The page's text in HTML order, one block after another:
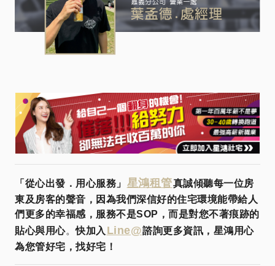
「從心出發．用心服務」 星鴻租管真誠傾聽每一位房
東及房客的聲音，因為我們深信好的住宅環境能帶給人
們更多的幸福感，服務不是SOP，而是對您不著痕跡的
貼心與用心。快加入 Line@諮詢更多資訊，星鴻用心
為您管好宅，找好宅！